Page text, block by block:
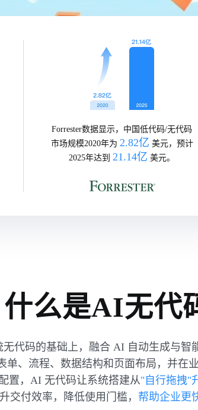
Forrester数据显示，中国低代码/无代码
市场规模2020年为 2.82亿 美元，预计
2025年达到21.14亿 美元。
什么是AI无代
代码的基础上，融合 AI 自动生成与智
单、流程、数据结构和页面布局，并在
置，AI 无代码让系统搭建从"自行拖拽"
交付效率，降低使用门槛， 帮助企业更